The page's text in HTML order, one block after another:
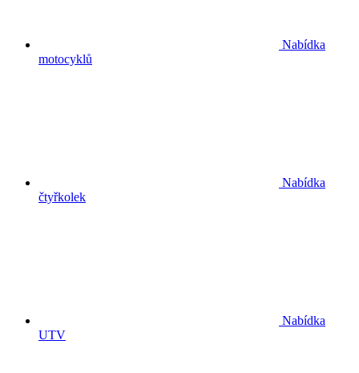
Nabídka
motocyklů
Nabídka
čtyřkolek
Nabídka
UTV